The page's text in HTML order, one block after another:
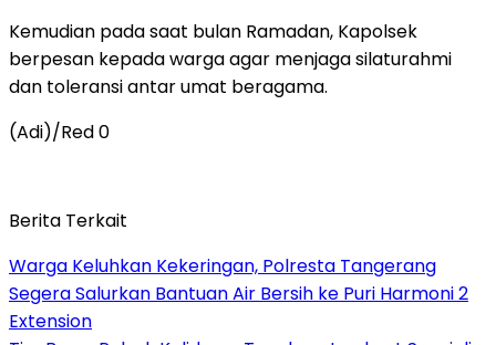
Kemudian pada saat bulan Ramadan, Kapolsek
berpesan kepada warga agar menjaga silaturahmi
dan toleransi antar umat beragama.
(Adi)/Red 0
Berita Terkait
Warga Keluhkan Kekeringan, Polresta Tangerang
Segera Salurkan Bantuan Air Bersih ke Puri Harmoni 2
Extension